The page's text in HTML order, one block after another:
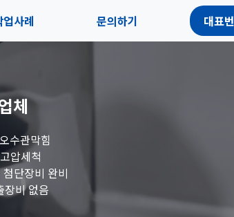
업사례
대 작업
기 작업
조 작업
문의하기 대표
체
수관막힘
압세척
단장비 완비
장비 없음